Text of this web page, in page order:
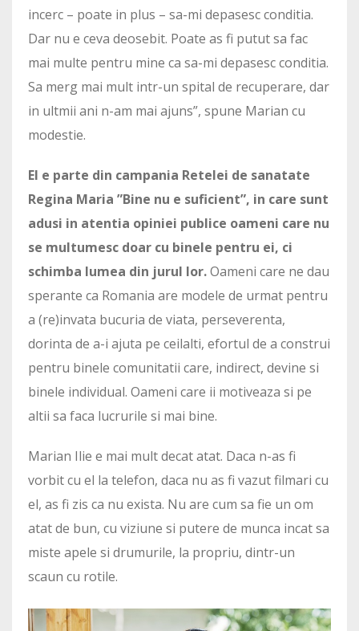
incerc – poate in plus – sa-mi depasesc conditia.
Dar nu e ceva deosebit. Poate as fi putut sa fac
mai multe pentru mine ca sa-mi depasesc conditia.
Sa merg mai mult intr-un spital de recuperare, dar
in ultmii ani n-am mai ajuns”, spune Marian cu
modestie.
El e parte din campania Retelei de sanatate
Regina Maria ”Bine nu e suficient”, in care sunt
adusi in atentia opiniei publice oameni care nu
se multumesc doar cu binele pentru ei, ci
schimba lumea din jurul lor.Oameni care ne dau
sperante ca Romania are modele de urmat pentru
a (re)invata bucuria de viata, perseverenta,
dorinta de a-i ajuta pe ceilalti, efortul de a construi
pentru binele comunitatii care, indirect, devine si
binele individual. Oameni care ii motiveaza si pe
altii sa faca lucrurile si mai bine.
Marian Ilie e mai mult decat atat. Daca n-as fi
vorbit cu el la telefon, daca nu as fi vazut filmari cu
el, as fi zis ca nu exista. Nu are cum sa fie un om
atat de bun, cu viziune si putere de munca incat sa
miste apele si drumurile, la propriu, dintr-un
scaun cu rotile.